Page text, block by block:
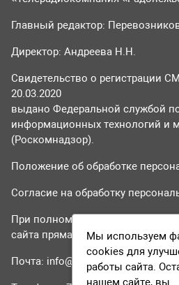
Главный редактор:
Директор: Андреева Н.Н.
Свидетельство о регистрации
20.03.2020
выдано Федеральной службой
информационных технологий и
(Роскомнадзор).
Положение об обработке
Согласие на обработку
При полном или частичном
сайта прямая гиперссылка на
Почта: info@tvr24.tv
Мы используем
cookies для
работы сайта.
нашем сайте, вы